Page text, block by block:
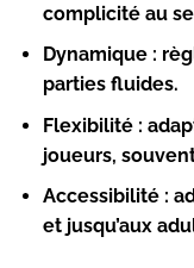
complicité au
Dynamique :
parties fluides.
Flexibilité :
joueurs,
Accessibilité :
et jusqu’aux